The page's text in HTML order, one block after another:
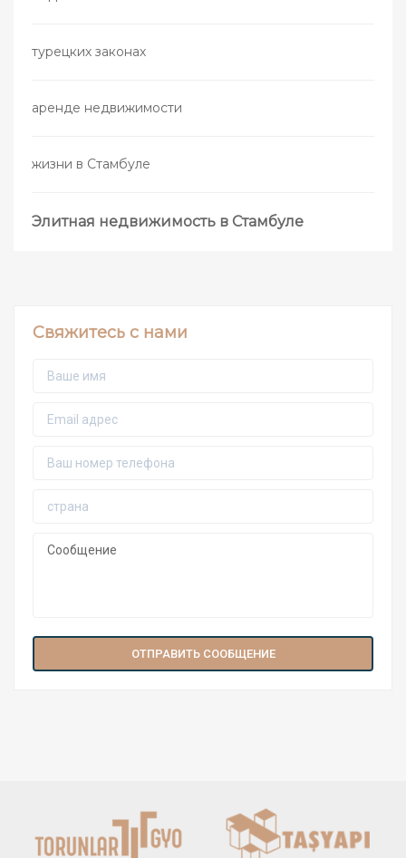
турецких законах
аренде недвижимости
жизни в Стамбуле
Элитная недвижимость в Стамбуле
Свяжитесь с нами